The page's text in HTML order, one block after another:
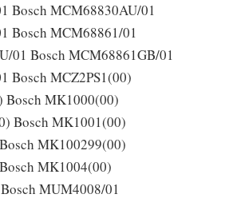
Bosch MCM68830AU/01
Bosch MCM68861/01
01 Bosch MCM68861GB/01
Bosch MCZ2PS1(00)
Bosch MK1000(00)
Bosch MK1001(00)
MK100299(00)
MK1004(00)
MUM4008/01